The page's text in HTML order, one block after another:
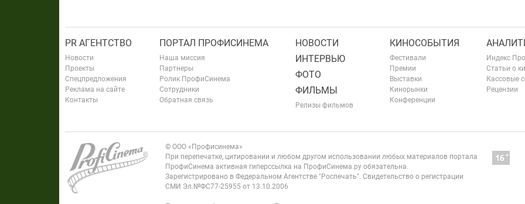
PR АГЕНТСТВО
Новости
Проекты
Спецпредложения
Реклама на сайте
Контакты
ПОРТАЛ ПРОФИСИНЕМА
Наша миссия
Партнеры
Ролик ПрофиСинема
Сотрудники
Обратная связь
НОВОСТИ
ИНТЕРВЬЮ
ФОТО
ФИЛЬМЫ
Релизы фильмов
КИНОСОБЫТИЯ
Фестивали
Премии
Выставки
Кинорынки
Конференции
Индекс
Статьи о
Кассовые
Рецензии
© ООО «Профисинема»
При перепечатке, цитировании и любом другом использовании любых материалов портала
ПрофиСинема активная гиперссылка на ПрофиСинема.ру обязательна.
Зарегистрировано в Федеральном Агентстве "Роспечать". Свидетельство о регистрации
СМИ Эл.№ФС77-25955 от 13.10.2006